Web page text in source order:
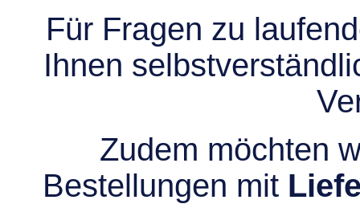
Für Fragen zu
Ihnen
Zudem möchten
Bestellungen mit